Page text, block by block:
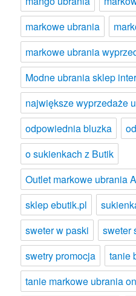
markowe ubrania
markowe ubrania
Modne ubrania sklep
największe wyprzedaże
odpowiednia bluzka
o sukienkach z Butik
Outlet markowe ubrania
sklep ebutik.pl
sweter w paski
sweter
swetry promocja
tanie
tanie markowe ubrania